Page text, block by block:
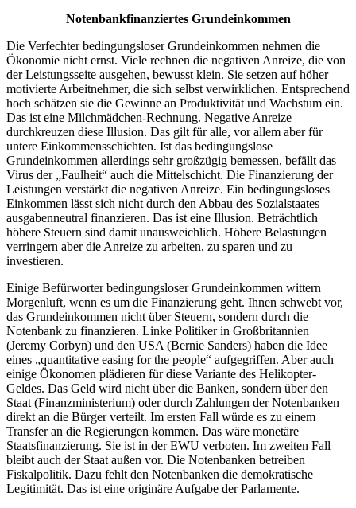
Notenbankfinanziertes Grundeinkommen
Die Verfechter bedingungsloser Grundeinkommen nehmen die
Ökonomie nicht ernst. Viele rechnen die negativen Anreize, die von
der Leistungsseite ausgehen, bewusst klein. Sie setzen auf höher
motivierte Arbeitnehmer, die sich selbst verwirklichen. Entsprechend
hoch schätzen sie die Gewinne an Produktivität und Wachstum ein.
Das ist eine Milchmädchen-Rechnung. Negative Anreize
durchkreuzen diese Illusion. Das gilt für alle, vor allem aber für
untere Einkommensschichten. Ist das bedingungslose
Grundeinkommen allerdings sehr großzügig bemessen, befällt das
Virus der „Faulheit“ auch die Mittelschicht. Die Finanzierung der
Leistungen verstärkt die negativen Anreize. Ein bedingungsloses
Einkommen lässt sich nicht durch den Abbau des Sozialstaates
ausgabenneutral finanzieren. Das ist eine Illusion. Beträchtlich
höhere Steuern sind damit unausweichlich. Höhere Belastungen
verringern aber die Anreize zu arbeiten, zu sparen und zu
investieren.
Einige Befürworter bedingungsloser Grundeinkommen wittern
Morgenluft, wenn es um die Finanzierung geht. Ihnen schwebt vor,
das Grundeinkommen nicht über Steuern, sondern durch die
Notenbank zu finanzieren. Linke Politiker in Großbritannien
(Jeremy Corbyn) und den USA (Bernie Sanders) haben die Idee
eines „quantitative easing for the people“ aufgegriffen. Aber auch
einige Ökonomen plädieren für diese Variante des Helikopter-
Geldes. Das Geld wird nicht über die Banken, sondern über den
Staat (Finanzministerium) oder durch Zahlungen der Notenbanken
direkt an die Bürger verteilt. Im ersten Fall würde es zu einem
Transfer an die Regierungen kommen. Das wäre monetäre
Staatsfinanzierung. Sie ist in der EWU verboten. Im zweiten Fall
bleibt auch der Staat außen vor. Die Notenbanken betreiben
Fiskalpolitik. Dazu fehlt den Notenbanken die demokratische
Legitimität. Das ist eine originäre Aufgabe der Parlamente.